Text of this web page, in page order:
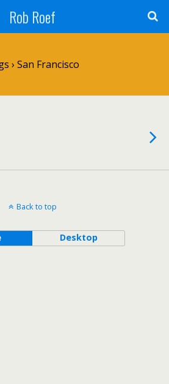
Rob Roef
› San Francisco
Back to top
Desktop